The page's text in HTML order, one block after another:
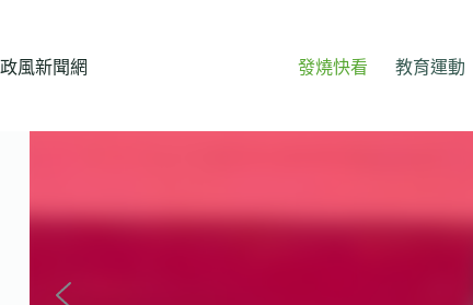
主
政風新聞網 發燒快看 教育運動